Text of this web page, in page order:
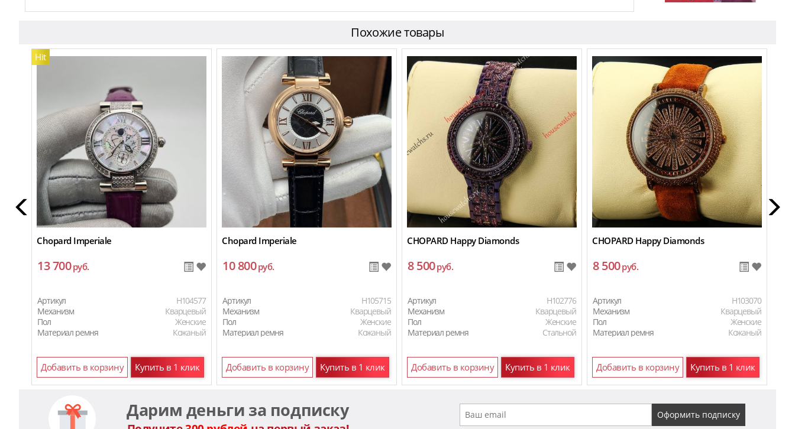
Похожие товары
Hit
Chopard Imperiale
13 700руб.
Артикул
H104577
Механизм
Кварцевый
Пол
Женские
Материал ремня
Кожаный
Добавить в корзину Купить в 1 клик
Chopard Imperiale
10 800руб.
Артикул
H105715
Механизм
Кварцевый
Пол
Женские
Материал ремня
Кожаный
Добавить в корзину Купить в 1 клик
CHOPARD Happy Diamonds
8 500руб.
Артикул
H102776
Механизм
Кварцевый
Пол
Женские
Материал ремня
Стальной
Добавить в корзину Купить в 1 клик
CHOPARD Happy Diamonds
8 500руб.
Артикул
H103070
Механизм
Кварцевый
Пол
Женские
Материал ремня
Кожаный
Добавить в корзину Купить в 1 клик
Дарим деньги за подписку